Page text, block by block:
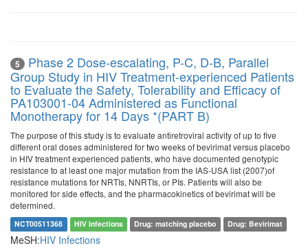
5
Phase 2 Dose-escalating, P-C, D-B, Parallel
Group Study in HIV Treatment-experienced Patients
to Evaluate the Safety, Tolerability and Efficacy of
PA103001-04 Administered as Functional
Monotherapy for 14 Days *(PART B)
The purpose of this study is to evaluate antiretroviral activity of up to five
different oral doses administered for two weeks of bevirimat versus placebo
in HIV treatment experienced patients, who have documented genotypic
resistance to at least one major mutation from the IAS-USA list (2007)of
resistance mutations for NRTIs, NNRTIs, or PIs. Patients will also be
monitored for side effects, and the pharmacokinetics of bevirimat will be
determined.
NCT00511368 HIV Infections Drug: matching placebo Drug: Bevirimat
MeSH:HIV Infections